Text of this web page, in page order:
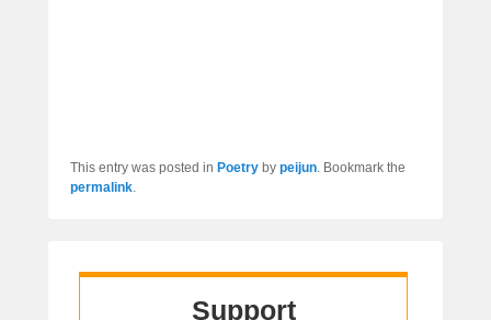
This entry was posted in Poetry by peijun . Bookmark the
permalink